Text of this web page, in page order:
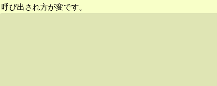
呼び出され方が変です。